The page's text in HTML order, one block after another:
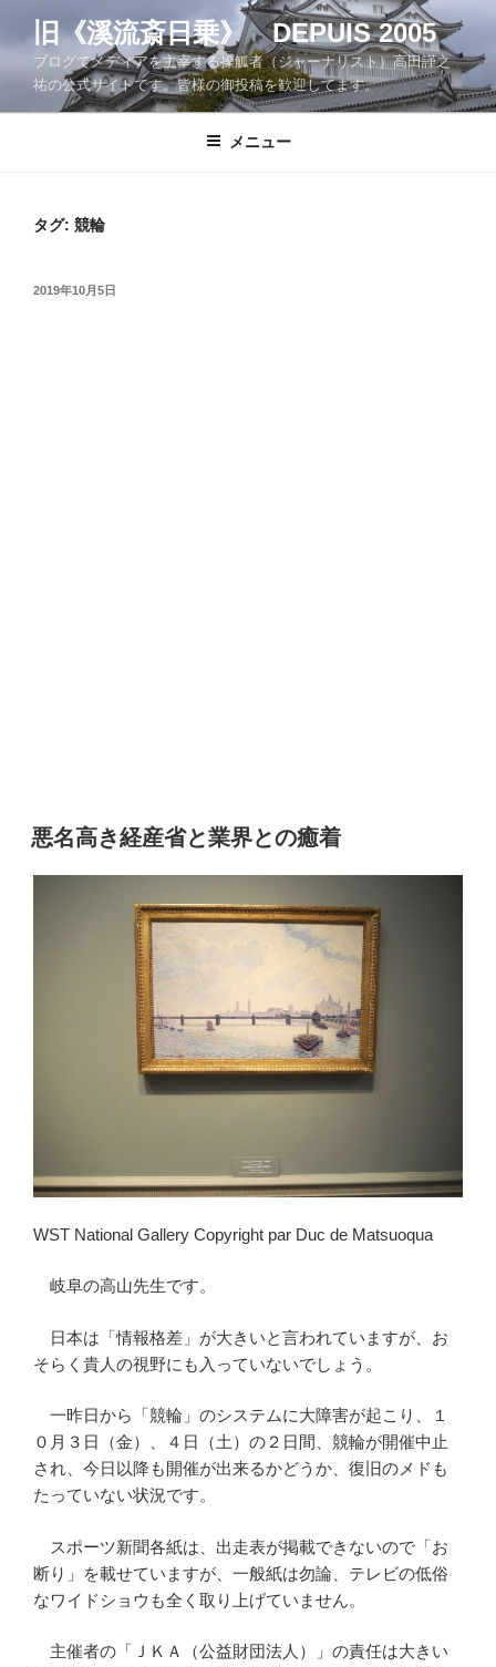
ツ
旧《溪流斎日乗》 DEPUIS 2005
ブログでメディアを主宰する操觚者（ジャーナリスト）高田謹之
祐の公式サイトです。皆様の御投稿を歓迎してます。
メニュー
タグ: 競輪
投
2019年10月5日
悪名高き経産省と業界との癒着
WST National Gallery Copyright par Duc de Matsuoqua
岐阜の高山先生です。
日本は「情報格差」が大きいと言われていますが、お
そらく貴人の視野にも入っていないでしょう。
一昨日から「競輪」のシステムに大障害が起こり、１
０月３日（金）、４日（土）の２日間、競輪が開催中止
され、今日以降も開催が出来るかどうか、復旧のメドも
たっていない状況です。
スポーツ新聞各紙は、出走表が掲載できないので「お
断り」を載せていますが、一般紙は勿論、テレビの低俗
なワイドショウも全く取り上げていません。
主催者の「ＪＫＡ（公益財団法人）」の責任は大きい